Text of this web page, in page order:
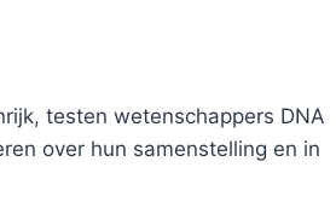
testen wetenschappers DNA
over hun samenstelling en in